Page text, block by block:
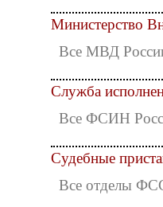
Министерство
Все МВД
Служба
Все ФСИН
Судебные
Все отделы